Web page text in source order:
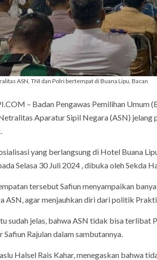
ASN, TNI dan Polri bertempat di Buana Lipu, Bacan
– Badan Pengawas Pemilihan Umum
Aparatur Sipil Negara (ASN)
yang berlangsung di Hotel Buana
Selasa 30 Juli 2024 , dibuka oleh Sekda
tersebut Safiun menyampaikan
ASN, agar menjauhkan diri dari politik
sudah jelas, bahwa ASN tidak bisa
Safiun Rajulan dalam sambutannya.
Halsel Rais Kahar, menegaskan bahwa